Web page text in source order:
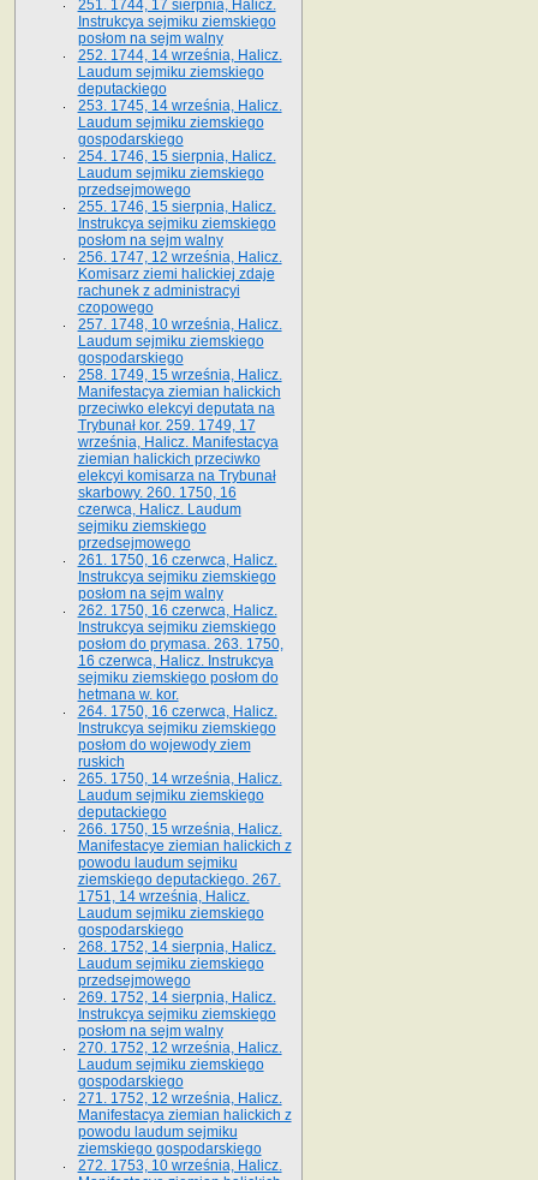
251. 1744, 17 sierpnia, Halicz.
Instrukcya sejmiku ziemskiego
posłom na sejm walny
252. 1744, 14 września, Halicz.
Laudum sejmiku ziemskiego
deputackiego
253. 1745, 14 września, Halicz.
Laudum sejmiku ziemskiego
gospodarskiego
254. 1746, 15 sierpnia, Halicz.
Laudum sejmiku ziemskiego
przedsejmowego
255. 1746, 15 sierpnia, Halicz.
Instrukcya sejmiku ziemskiego
posłom na sejm walny
256. 1747, 12 września, Halicz.
Komisarz ziemi halickiej zdaje
rachunek z administracyi
czopowego
257. 1748, 10 września, Halicz.
Laudum sejmiku ziemskiego
gospodarskiego
258. 1749, 15 września, Halicz.
Manifestacya ziemian halickich
przeciwko elekcyi deputata na
Trybunał kor. 259. 1749, 17
września, Halicz. Manifestacya
ziemian halickich przeciwko
elekcyi komisarza na Trybunał
skarbowy. 260. 1750, 16
czerwca, Halicz. Laudum
sejmiku ziemskiego
przedsejmowego
261. 1750, 16 czerwca, Halicz.
Instrukcya sejmiku ziemskiego
posłom na sejm walny
262. 1750, 16 czerwca, Halicz.
Instrukcya sejmiku ziemskiego
posłom do prymasa. 263. 1750,
16 czerwca, Halicz. Instrukcya
sejmiku ziemskiego posłom do
hetmana w. kor.
264. 1750, 16 czerwca, Halicz.
Instrukcya sejmiku ziemskiego
posłom do wojewody ziem
ruskich
265. 1750, 14 września, Halicz.
Laudum sejmiku ziemskiego
deputackiego
266. 1750, 15 września, Halicz.
Manifestacye ziemian halickich z
powodu laudum sejmiku
ziemskiego deputackiego. 267.
1751, 14 września, Halicz.
Laudum sejmiku ziemskiego
gospodarskiego
268. 1752, 14 sierpnia, Halicz.
Laudum sejmiku ziemskiego
przedsejmowego
269. 1752, 14 sierpnia, Halicz.
Instrukcya sejmiku ziemskiego
posłom na sejm walny
270. 1752, 12 września, Halicz.
Laudum sejmiku ziemskiego
gospodarskiego
271. 1752, 12 września, Halicz.
Manifestacya ziemian halickich z
powodu laudum sejmiku
ziemskiego gospodarskiego
272. 1753, 10 września, Halicz.